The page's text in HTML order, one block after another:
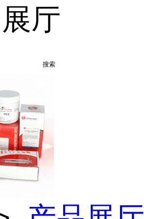
厅
搜索